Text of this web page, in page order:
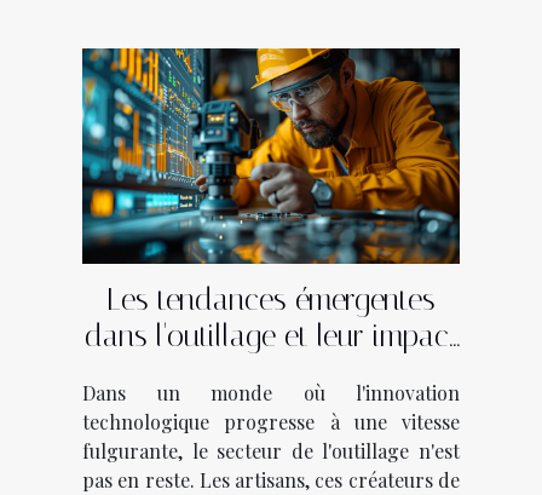
Les tendances émergentes
dans l'outillage et leur impact
Dans un monde où l'innovation
technologique progresse à une vitesse
fulgurante, le secteur de l'outillage n'est
pas en reste. Les artisans, ces créateurs de